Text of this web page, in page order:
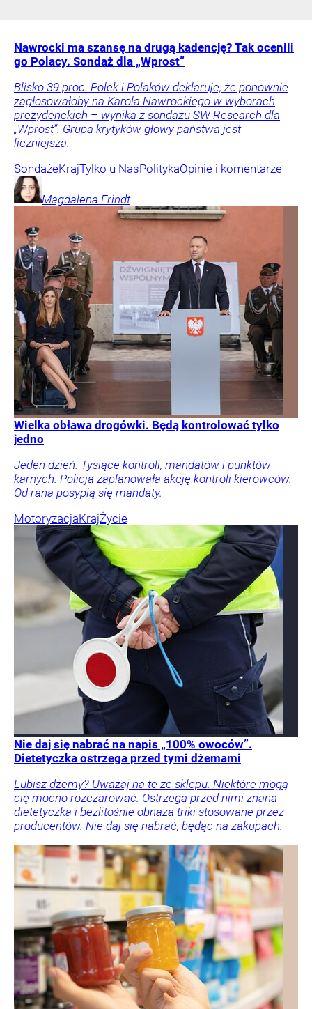
Nawrocki ma szansę na drugą kadencję? Tak ocenili
go Polacy. Sondaż dla „Wprost”
Blisko 39 proc. Polek i Polaków deklaruje, że ponownie
zagłosowałoby na Karola Nawrockiego w wyborach
prezydenckich – wynika z sondażu SW Research dla
„Wprost”. Grupa krytyków głowy państwa jest
liczniejsza.
SondażeKrajTylko u NasPolitykaOpinie i komentarze
Magdalena Frindt
Wielka obława drogówki. Będą kontrolować tylko
jedno
Jeden dzień. Tysiące kontroli, mandatów i punktów
karnych. Policja zaplanowała akcję kontroli kierowców.
Od rana posypią się mandaty.
MotoryzacjaKrajŻycie
Nie daj się nabrać na napis „100% owoców”.
Dietetyczka ostrzega przed tymi dżemami
Lubisz dżemy? Uważaj na te ze sklepu. Niektóre mogą
cię mocno rozczarować. Ostrzega przed nimi znana
dietetyczka i bezlitośnie obnaża triki stosowane przez
producentów. Nie daj się nabrać, będąc na zakupach.